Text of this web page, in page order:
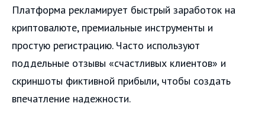
Платформа рекламирует быстрый заработок на
криптовалюте, премиальные инструменты и
простую регистрацию. Часто используют
поддельные отзывы «счастливых клиентов» и
скриншоты фиктивной прибыли, чтобы создать
впечатление надежности.